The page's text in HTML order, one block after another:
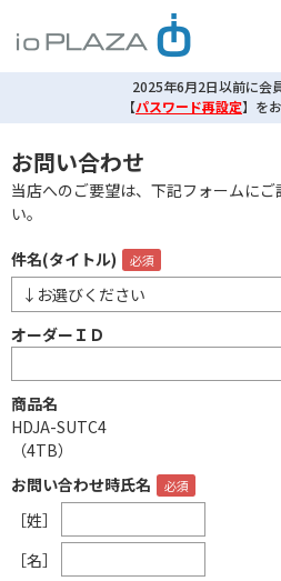
2025年6月2日以前に会
【パスワード再設定】 を
お問い合わせ
当店へのご要望は、下記フォームに
い。
件名(タイトル)
オーダーＩＤ
商品名
HDJA-SUTC4
（4TB）
お問い合わせ時氏名
［姓］
［名］